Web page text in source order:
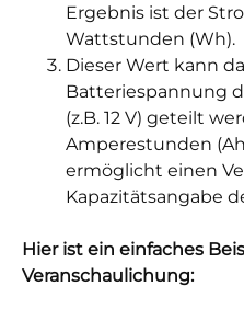
Ergebnis ist der
Wattstunden (Wh).
Dieser Wert kann
Batteriespannung
(z.B. 12 V) geteilt
Amperestunden
ermöglicht einen
Kapazitätsangabe
Hier ist ein einfaches
Veranschaulichung: